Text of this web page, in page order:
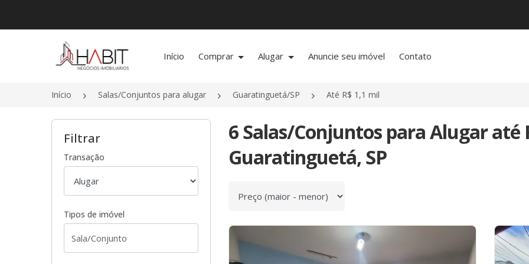
Página inicial
Início Comprar Alugar Anuncie seu imóvel Contato
Início Salas/Conjuntos para alugar Guaratinguetá/SP Até R$ 1,1 mil
Filtrar
Transação
Tipos de imóvel
6 Salas/Conjuntos para Alugar até
Guaratinguetá, SP
Ordenar por